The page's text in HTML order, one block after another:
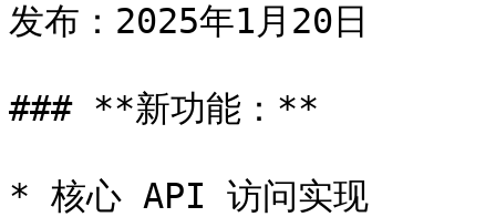
发布：2025年1月20日
### **新功能：**
* 核心 API 访问实现